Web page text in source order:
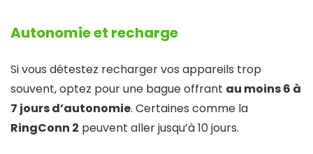
Autonomie et recharge
Si vous détestez recharger vos appareils trop
souvent, optez pour une bague offrant au moins 6 à
7 jours d’autonomie. Certaines comme la
RingConn 2 peuvent aller jusqu’à 10 jours.